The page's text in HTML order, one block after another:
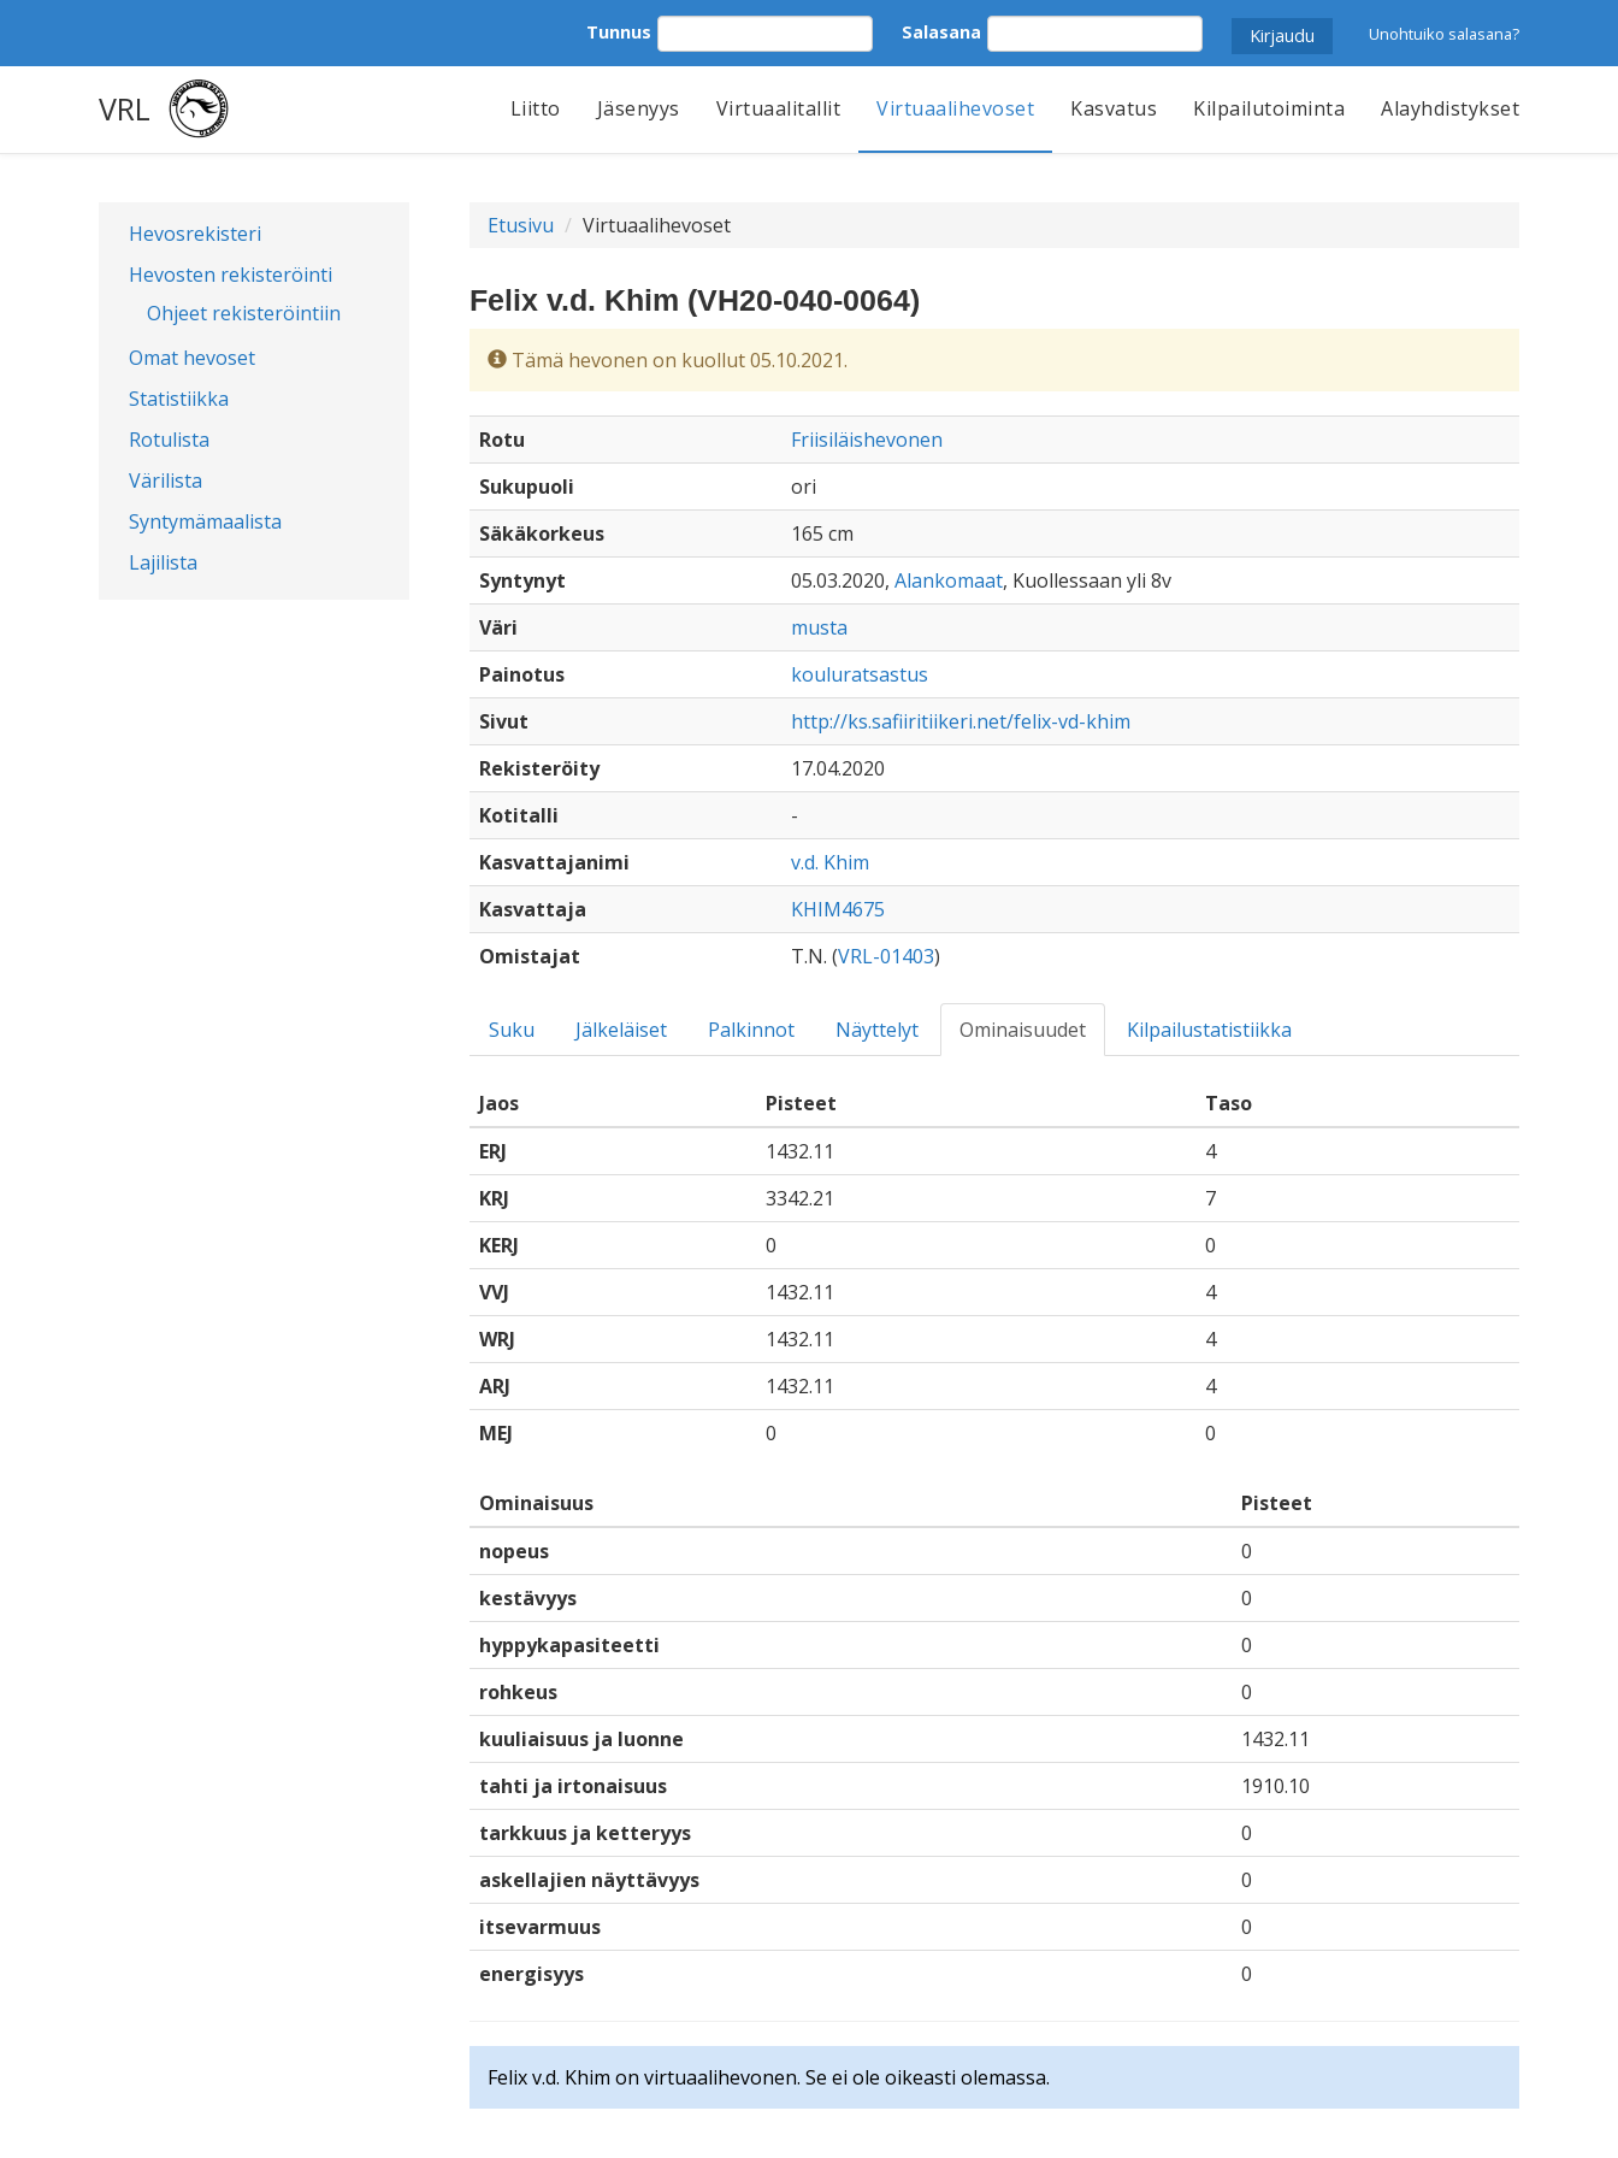
Tunnus Salasana Unohtuiko salasana?
VRL Liitto Jäsenyys Virtuaalitallit Virtuaalihevoset Kasvatus Kilpailutoiminta Alayhdistykset
Hevosrekisteri
Hevosten rekisteröinti
Ohjeet rekisteröintiin
Omat hevoset
Statistiikka
Rotulista
Värilista
Syntymämaalista
Lajilista
Etusivu Virtuaalihevoset
Felix v.d. Khim (VH20-040-0064)
Tämä hevonen on kuollut 05.10.2021.
Rotu
Friisiläishevonen
Sukupuoli
ori
Säkäkorkeus
165 cm
Syntynyt
05.03.2020, Alankomaat, Kuollessaan yli 8v
Väri
musta
Painotus
kouluratsastus
Sivut
http://ks.safiiritiikeri.net/felix-vd-khim
Rekisteröity
17.04.2020
Kotitalli
-
Kasvattajanimi
v.d. Khim
Kasvattaja
KHIM4675
Omistajat
T.N. (VRL-01403)
Suku Jälkeläiset Palkinnot Näyttelyt Ominaisuudet Kilpailustatistiikka
Jaos Pisteet
Taso
ERJ
1432.11
4
KRJ
3342.21
7
KERJ
0
0
VVJ
1432.11
4
WRJ
1432.11
4
ARJ
1432.11
4
MEJ
0 0
Ominaisuus
Pisteet
nopeus
0
kestävyys
0
hyppykapasiteetti
0
rohkeus
0
kuuliaisuus ja luonne
1432.11
tahti ja irtonaisuus
1910.10
tarkkuus ja ketteryys
0
askellajien näyttävyys
0
itsevarmuus
0
energisyys
0
Felix v.d. Khim on virtuaalihevonen. Se ei ole oikeasti olemassa.